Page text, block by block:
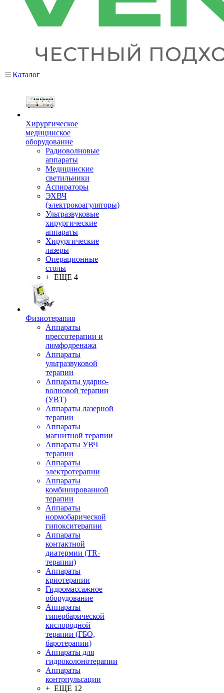
Каталог
Хирургическое
медицинское
оборудование
Радиоволновые
аппараты
Медицинские
светильники
Аспираторы
ЭХВЧ
(электрокоагуляторы)
Ультразвуковые
хирургические
аппараты
Хирургические
лазеры
Операционные
столы
+ ЕЩЕ 4
Физиотерапия
Аппараты
прессотерапии и
лимфодренажа
Аппараты
ультразвуковой
терапии
Аппараты ударно-
волновой терапии
(УВТ)
Аппараты лазерной
терапии
Аппараты
магнитной терапии
Аппараты УВЧ
терапии
Аппараты
электротерапии
Аппараты
комбинированной
терапии
Аппараты
нормобарической
гипокситерапии
Аппараты
контактной
диатермии (TR-
терапии)
Аппараты
криотерапии
Гидромассажное
оборудование
Аппараты
гипербарической
кислородной
терапии (ГБО,
баротерапии)
Аппараты для
гидроколонотерапии
Аппараты
контрпульсации
+ ЕЩЕ 12